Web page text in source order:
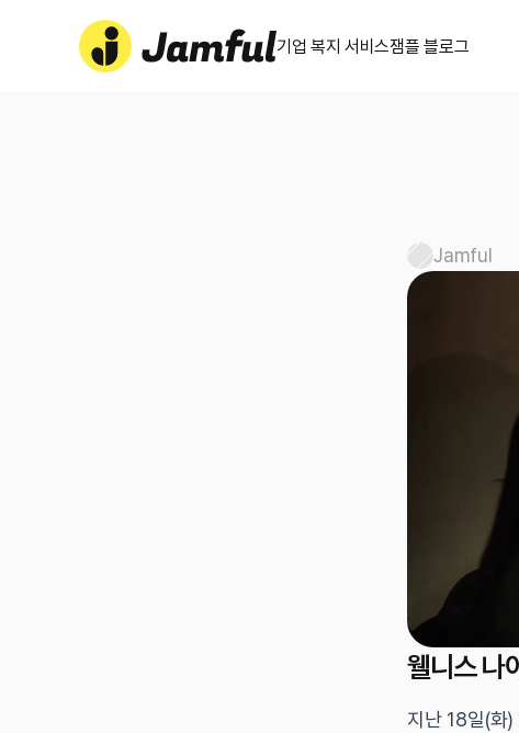
기업 복지 서비스잼플 블로그
Jamful
웰니스 나
지난 18일(화)